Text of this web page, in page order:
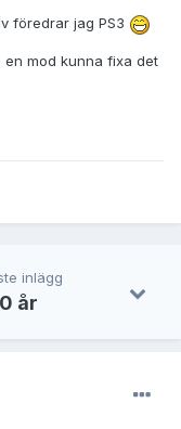
föredrar jag PS3
en mod kunna fixa det
inlägg
år